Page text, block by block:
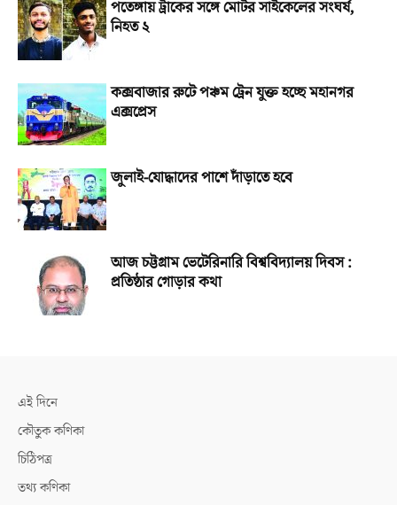
পতেঙ্গায় ট্রাকের সঙ্গে মোটর সাইকেলের সংঘর্ষ,
নিহত ২
কক্সবাজার রুটে পঞ্চম ট্রেন যুক্ত হচ্ছে মহানগর
এক্সপ্রেস
জুলাই-যোদ্ধাদের পাশে দাঁড়াতে হবে
আজ চট্টগ্রাম ভেটেরিনারি বিশ্ববিদ্যালয় দিবস :
প্রতিষ্ঠার গোড়ার কথা
এই দিনে
কৌতুক কণিকা
চিঠিপত্র
তথ্য কণিকা